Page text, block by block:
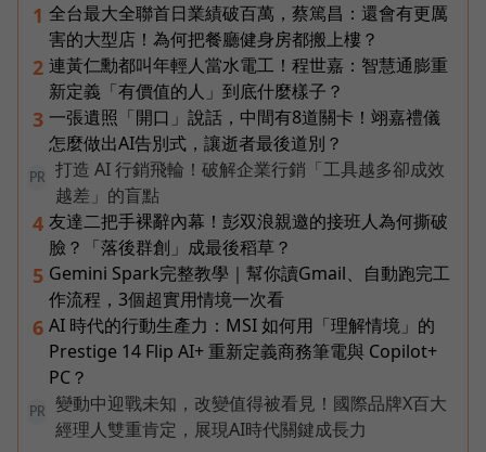
1 全台最大全聯首日業績破百萬，蔡篤昌：還會有更厲
害的大型店！為何把餐廳健身房都搬上樓？
2 連黃仁勳都叫年輕人當水電工！程世嘉：智慧通膨重
新定義「有價值的人」到底什麼樣子？
3 一張遺照「開口」說話，中間有8道關卡！翊嘉禮儀
怎麼做出AI告別式，讓逝者最後道別？
PR
打造 AI 行銷飛輪！破解企業行銷「工具越多卻成效
越差」的盲點
4 友達二把手裸辭內幕！彭双浪親邀的接班人為何撕破
臉？「落後群創」成最後稻草？
5 Gemini Spark完整教學｜幫你讀Gmail、自動跑完工
作流程，3個超實用情境一次看
6 AI 時代的行動生產力：MSI 如何用「理解情境」的
Prestige 14 Flip AI+ 重新定義商務筆電與 Copilot+
PC？
PR
變動中迎戰未知，改變值得被看見！國際品牌X百大
經理人雙重肯定，展現AI時代關鍵成長力